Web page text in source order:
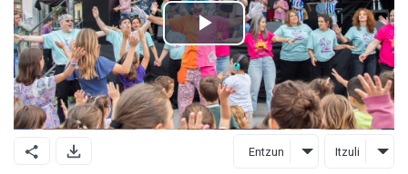
Entzun Itzuli